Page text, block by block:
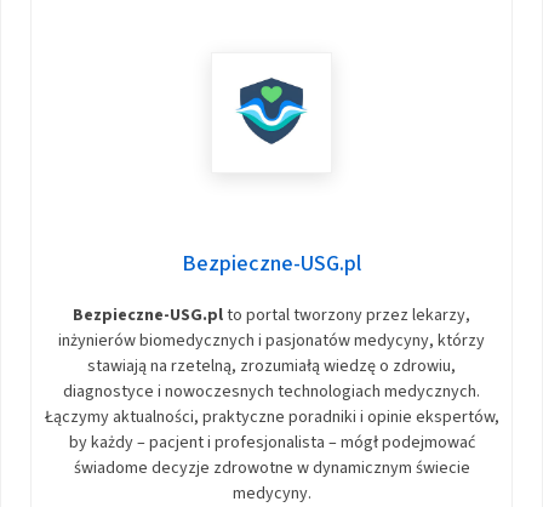
Bezpieczne-USG.pl
Bezpieczne-USG.plto portal tworzony przez lekarzy,
inżynierów biomedycznych i pasjonatów medycyny, którzy
stawiają na rzetelną, zrozumiałą wiedzę o zdrowiu,
diagnostyce i nowoczesnych technologiach medycznych.
Łączymy aktualności, praktyczne poradniki i opinie ekspertów,
by każdy – pacjent i profesjonalista – mógł podejmować
świadome decyzje zdrowotne w dynamicznym świecie
medycyny.